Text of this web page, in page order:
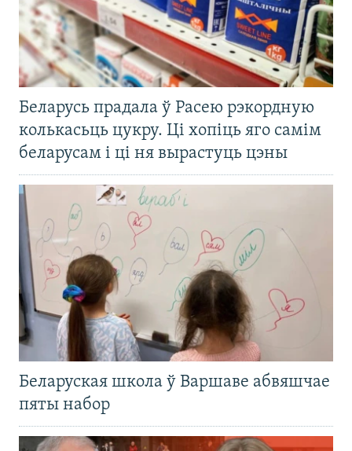
Беларусь прадала ў Расею рэкордную
колькасьць цукру. Ці хопіць яго самім
беларусам і ці ня вырастуць цэны
Беларуская школа ў Варшаве абвяшчае
пяты набор